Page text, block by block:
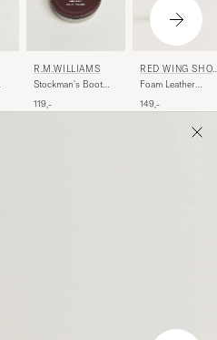
R.M.WILLIAMS
Stockman's Boot
Chestnut
119,-
RED WING
S
Foam Leather
149,-